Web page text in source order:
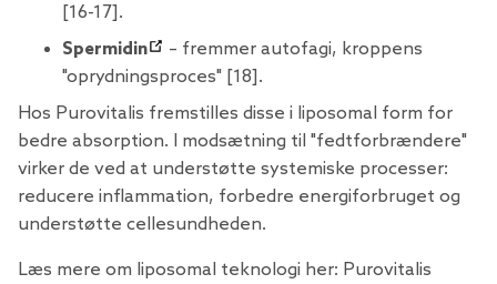
[16-17].
Spermidin
– fremmer autofagi, kroppens
"oprydningsproces" [18].
Hos Purovitalis fremstilles disse i liposomal form for
bedre absorption. I modsætning til "fedtforbrændere"
virker de ved at understøtte systemiske processer:
reducere inflammation, forbedre energiforbruget og
understøtte cellesundheden.
Læs mere om liposomal teknologi her: Purovitalis